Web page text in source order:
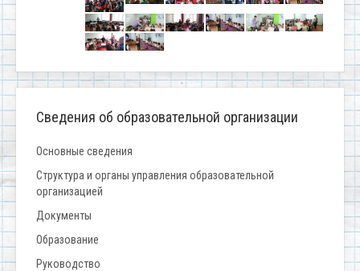
Сведения об образовательной организации
Основные сведения
Структура и органы управления образовательной
организацией
Документы
Образование
Руководство